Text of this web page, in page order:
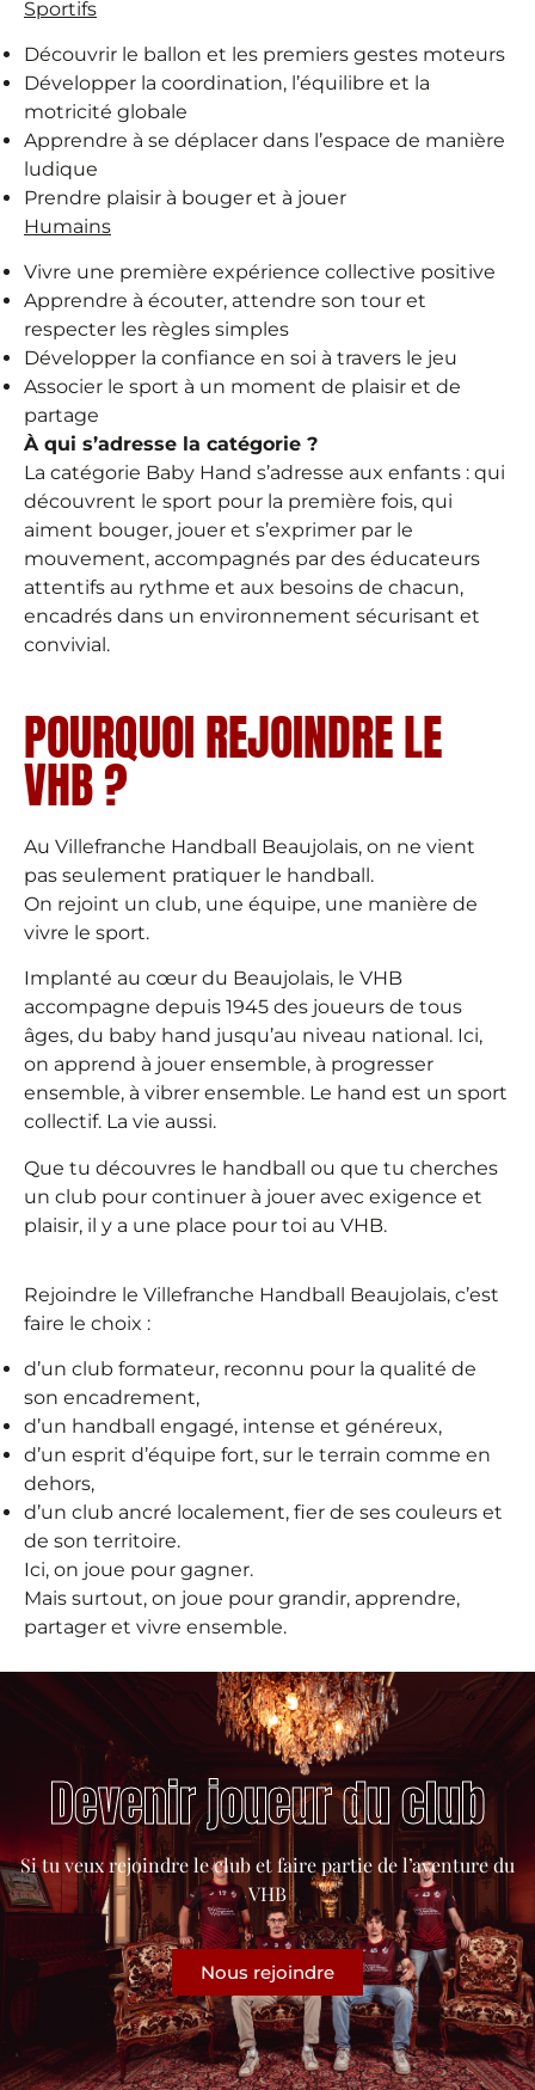
Sportifs
Découvrir le ballon et les premiers gestes moteurs
Développer la coordination, l’équilibre et la
motricité globale
Apprendre à se déplacer dans l’espace de manière
ludique
Prendre plaisir à bouger et à jouer
Humains
Vivre une première expérience collective positive
Apprendre à écouter, attendre son tour et
respecter les règles simples
Développer la confiance en soi à travers le jeu
Associer le sport à un moment de plaisir et de
partage
À qui s’adresse la catégorie ?
La catégorie Baby Hand s’adresse aux enfants : qui
découvrent le sport pour la première fois, qui
aiment bouger, jouer et s’exprimer par le
mouvement, accompagnés par des éducateurs
attentifs au rythme et aux besoins de chacun,
encadrés dans un environnement sécurisant et
convivial.
POURQUOI REJOINDRE LE
VHB ?
Au Villefranche Handball Beaujolais, on ne vient
pas seulement pratiquer le handball.
On rejoint un club, une équipe, une manière de
vivre le sport.
Implanté au cœur du Beaujolais, le VHB
accompagne depuis 1945 des joueurs de tous
âges, du baby hand jusqu’au niveau national. Ici,
on apprend à jouer ensemble, à progresser
ensemble, à vibrer ensemble. Le hand est un sport
collectif. La vie aussi.
Que tu découvres le handball ou que tu cherches
un club pour continuer à jouer avec exigence et
plaisir, il y a une place pour toi au VHB.
Rejoindre le Villefranche Handball Beaujolais, c’est
faire le choix :
d’un club formateur, reconnu pour la qualité de
son encadrement,
d’un handball engagé, intense et généreux,
d’un esprit d’équipe fort, sur le terrain comme en
dehors,
d’un club ancré localement, fier de ses couleurs et
de son territoire.
Ici, on joue pour gagner.
Mais surtout, on joue pour grandir, apprendre,
partager et vivre ensemble.
Devenir joueur du club
Si tu veux rejoindre le club et faire partie de l’aventure du
VHB
Nous rejoindre